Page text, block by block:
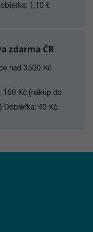
1,10 €
zdarma ČR
nad 3500 Kč
160 Kč (nákup do
Dobierka: 40 Kč